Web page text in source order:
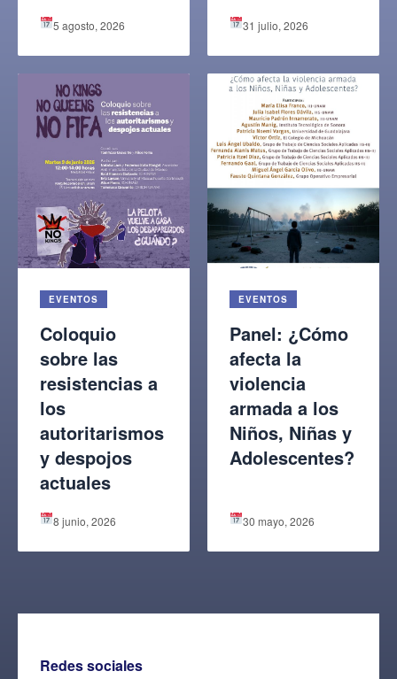
5 agosto, 2026 31 julio, 2026
EVENTOS
Coloquio
sobre las
resistencias a
los
autoritarismos
y despojos
actuales
8 junio, 2026
EVENTOS
Panel: ¿Cómo
afecta la
violencia
armada a los
Niños, Niñas y
Adolescentes?
30 mayo, 2026
Redes sociales